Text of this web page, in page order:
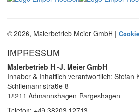
© 2026, Malerbetrieb Meier GmbH |
IMPRESSUM
Malerbetrieb H.-J. Meier GmbH
Inhaber & Inhaltlich verantwortlich: Stefan
Schliemannstraße 8
18211 Admannshagen-Bargeshagen
Telefon: +49 38203 12713